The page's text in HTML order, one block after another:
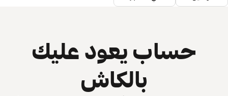
حساب يعود عليك
بالكاش